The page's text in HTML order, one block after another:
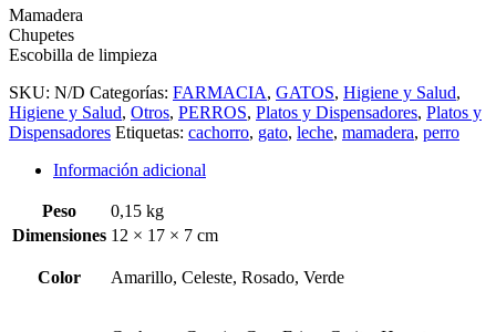
Mamadera
Chupetes
Escobilla de limpieza
SKU: N/D Categorías: FARMACIA, GATOS, Higiene y Salud,
Higiene y Salud, Otros, PERROS, Platos y Dispensadores, Platos y
Dispensadores Etiquetas: cachorro, gato, leche, mamadera, perro
Información adicional
Peso
0,15 kg
Dimensiones 12 × 17 × 7 cm
Color Amarillo, Celeste, Rosado, Verde